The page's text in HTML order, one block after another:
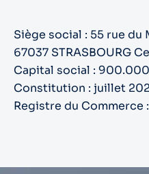
Siège social : 55 rue du
67037 STRASBOURG
Capital social :
Constitution : juillet
Registre du Commerce :